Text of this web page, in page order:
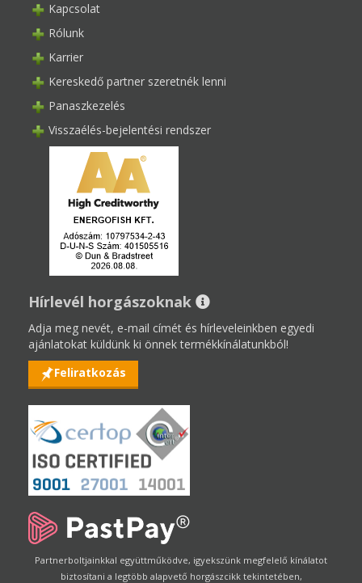
Kapcsolat
Rólunk
Karrier
Kereskedő partner szeretnék lenni
Panaszkezelés
Visszaélés-bejelentési rendszer
Hírlevél horgászoknak
Adja meg nevét, e-mail címét és hírleveleinkben egyedi
ajánlatokat küldünk ki önnek termékkínálatunkból!
Feliratkozás
Partnerboltjainkkal együttműködve, igyekszünk megfelelő kínálatot
biztosítani a legtöbb alapvető horgászcikk tekintetében,